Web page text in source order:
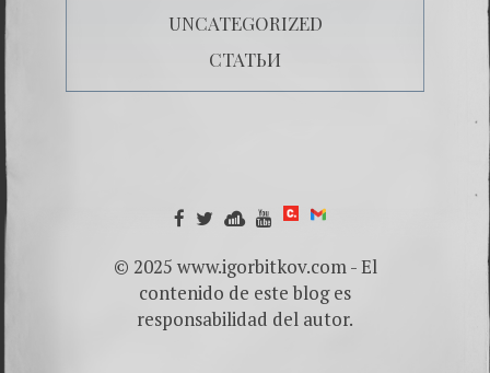
UNCATEGORIZED
СТАТЬИ
© 2025 www.igorbitkov.com - El
contenido de este blog es
responsabilidad del autor.